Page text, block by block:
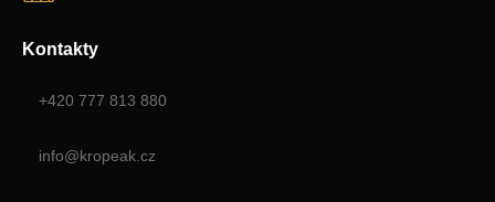
Kontakty
+420 777 813 880
info@kropeak.cz